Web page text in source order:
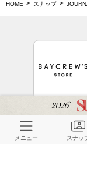
HOME スナップ
メニュー スナッ